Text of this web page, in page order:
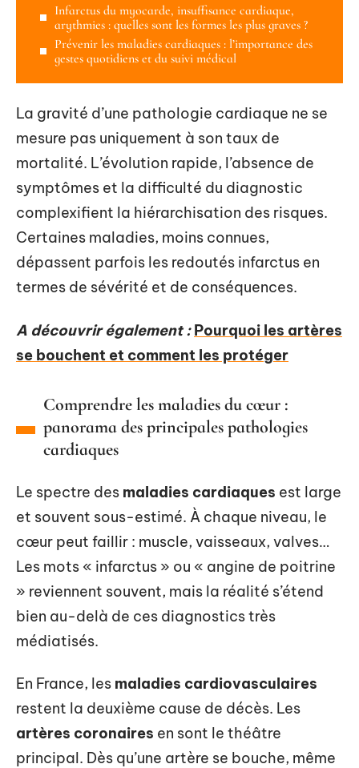
Infarctus du myocarde, insuffisance cardiaque,
arythmies : quelles sont les formes les plus graves ?
Prévenir les maladies cardiaques : l’importance des
gestes quotidiens et du suivi médical
La gravité d’une pathologie cardiaque ne se
mesure pas uniquement à son taux de
mortalité. L’évolution rapide, l’absence de
symptômes et la difficulté du diagnostic
complexifient la hiérarchisation des risques.
Certaines maladies, moins connues,
dépassent parfois les redoutés infarctus en
termes de sévérité et de conséquences.
A découvrir également : Pourquoi les artères
se bouchent et comment les protéger
Comprendre les maladies du cœur :
panorama des principales pathologies
cardiaques
Le spectre des maladies cardiaques est large
et souvent sous-estimé. À chaque niveau, le
cœur peut faillir : muscle, vaisseaux, valves…
Les mots « infarctus » ou « angine de poitrine
» reviennent souvent, mais la réalité s’étend
bien au-delà de ces diagnostics très
médiatisés.
En France, les maladies cardiovasculaires
restent la deuxième cause de décès. Les
artères coronaires en sont le théâtre
principal. Dès qu’une artère se bouche, même